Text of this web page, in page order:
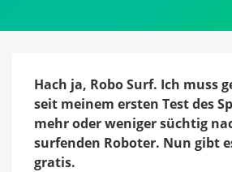
zu
Hach ja, Robo Surf. Ich muss
seit meinem ersten Test des
mehr oder weniger süchtig
surfenden Roboter. Nun gibt
gratis.